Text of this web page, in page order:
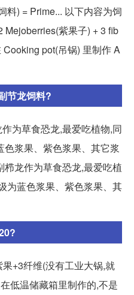
料) = Prime... 以下内容为饲
Mejoberries(紫果子) + 3 fib
pot(吊锅) 里制作 A
节龙饲料?
为草食恐龙,最爱吃植物,同
浆果、紫色浆果、其它浆
龙作为草食恐龙,最爱吃植
为蓝色浆果、紫色浆果、其
+3纤维(没有工业大锅,就
低温储藏箱里制作的,不是